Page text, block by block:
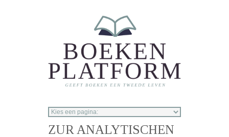
ZUR ANALYTISCHEN